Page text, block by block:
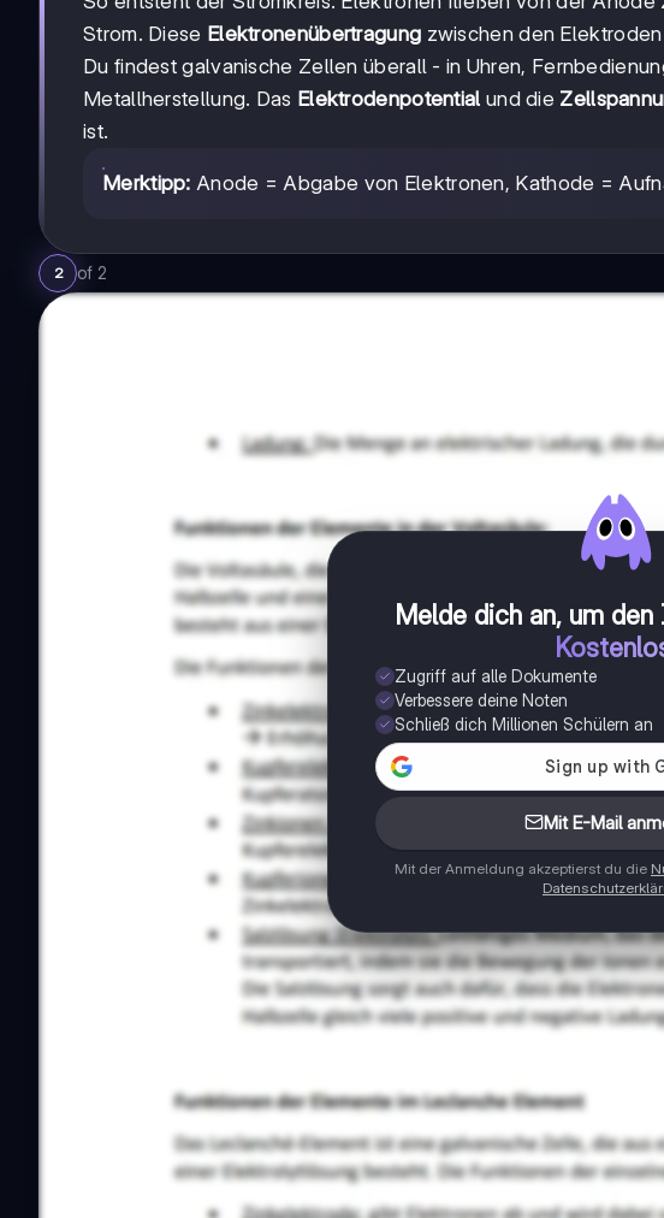
Strom. Diese Elektronenübertragung zwischen den
Du findest galvanische Zellen überall - in Uhren,
Metallherstellung. Das Elektrodenpotential und die
ist.
Merktipp: Anode = Abgabe von Elektronen, Kathode =
2 of 2
Melde dich an, um den
Zugriff auf alle Dokumente
Verbessere deine Noten
Schließ dich Millionen Schülern an
Mit E-Mail
Mit der Anmeldung akzeptierst du die